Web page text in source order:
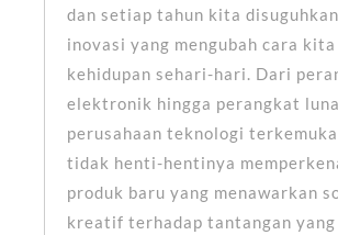
dan setiap tahun kita
inovasi yang mengubah cara
kehidupan sehari-hari. Dari
elektronik hingga perangkat
perusahaan teknologi
tidak henti-hentinya
produk baru yang menawarkan
kreatif terhadap tantangan yang